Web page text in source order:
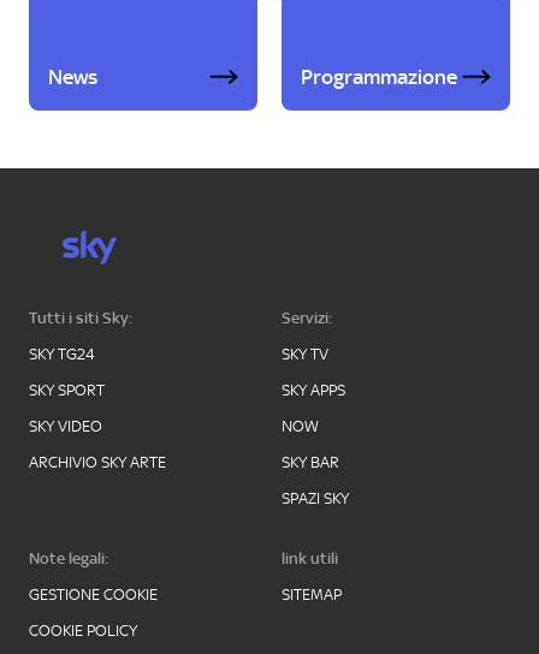
News Programmazione
Tutti i siti Sky:
SKY TG24
SKY SPORT
SKY VIDEO
ARCHIVIO SKY ARTE
Servizi:
SKY TV
SKY APPS
NOW
SKY BAR
SPAZI SKY
Note legali:
GESTIONE COOKIE
COOKIE POLICY
link utili
SITEMAP